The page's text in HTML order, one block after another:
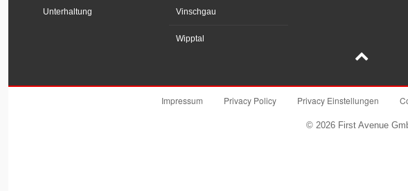
Unterhaltung Vinschgau
Wipptal
Impressum Privacy Policy Privacy Einstellungen
© 2026 First Avenue